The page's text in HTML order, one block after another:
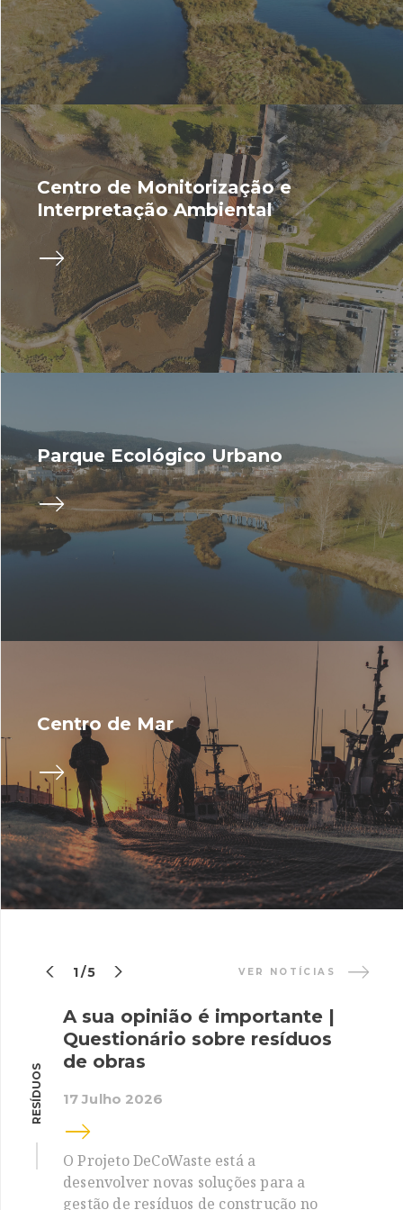
Centro de Monitorização e
Interpretação Ambiental
Parque Ecológico Urbano
Centro de Mar
 1/5  VER NOTÍCIAS
RESÍDUOS
A sua opinião é importante |
Questionário sobre resíduos
de obras
17 Julho 2026
O Projeto DeCoWaste está a
desenvolver novas soluções para a
gestão de resíduos de construção no